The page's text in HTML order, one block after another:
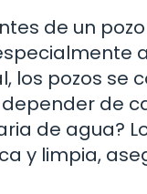
de un
los pozos se
de
de agua?
y limpia,